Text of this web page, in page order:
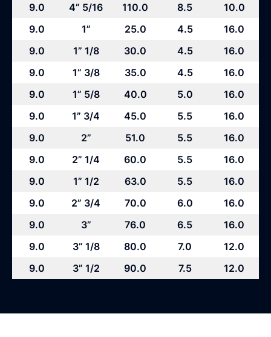
9.0
4” 5/16 110.0 8.5
10.0
9.0
1” 25.0 4.5
16.0
9.0
1” 1/8 30.0 4.5
16.0
9.0
1” 3/8 35.0 4.5
16.0
9.0
1” 5/8 40.0 5.0
16.0
9.0
1” 3/4 45.0 5.5
16.0
9.0
2” 51.0 5.5
16.0
9.0
2” 1/4 60.0 5.5
16.0
9.0
1” 1/2 63.0 5.5
16.0
9.0
2” 3/4 70.0 6.0
16.0
9.0
3” 76.0 6.5
16.0
9.0
3” 1/8 80.0 7.0
12.0
9.0
3” 1/2 90.0 7.5 12.0